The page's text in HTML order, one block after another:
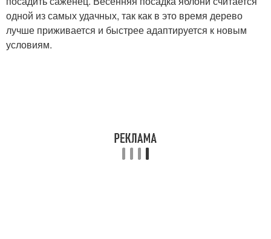
одной из самых удачных, так как в это время дерево
лучше приживается и быстрее адаптируется к новым
условиям.